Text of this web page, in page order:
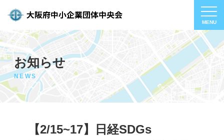
お知らせ
NEWS
【2/15~17】日経SDGs